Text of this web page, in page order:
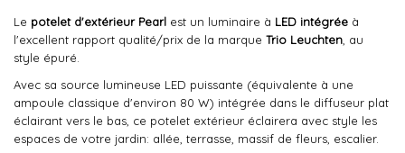
Le potelet d'extérieur Pearl est un luminaire à LED intégrée à
l'excellent rapport qualité/prix de la marque Trio Leuchten , au
style épuré.
Avec sa source lumineuse LED puissante (équivalente à une
ampoule classique d'environ 80 W) intégrée dans le diffuseur plat
éclairant vers le bas, ce potelet extérieur éclairera avec style les
espaces de votre jardin: allée, terrasse, massif de fleurs, escalier.